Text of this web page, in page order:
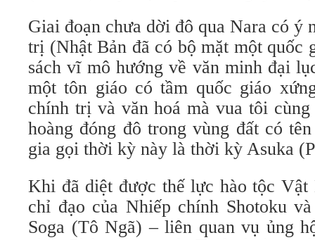
Giai đoạn chưa dời đô qua Nara có ý
trị (Nhật Bản đã có bộ mặt một quốc
sách vĩ mô hướng về văn minh đại
một tôn giáo có tầm quốc giáo
chính trị và văn hoá mà vua tôi
hoàng đóng đô trong vùng đất có
gia gọi thời kỳ này là thời kỳ Asuka
Khi đã diệt được thế lực hào tộc
chỉ đạo của Nhiếp chính Shotoku
Soga (Tô Ngã) – liên quan vụ ủng